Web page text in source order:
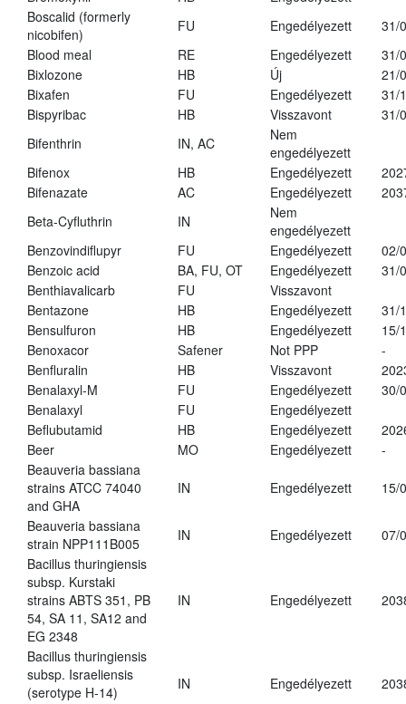
Boscalid (formerly
nicobifen)
FU Engedélyezett
31/
Blood meal
RE Engedélyezett
31/
Bixlozone
HB Új
21/
Bixafen
FU Engedélyezett
31/
Bispyribac
HB Visszavont
31/
Bifenthrin
IN, AC
Nem
engedélyezett
Bifenox
HB Engedélyezett
Bifenazate
AC Engedélyezett
Beta-Cyfluthrin
IN
Nem
engedélyezett
Benzovindiflupyr
FU Engedélyezett
02/
Benzoic acid
BA, FU, OT Engedélyezett
31/
Benthiavalicarb
FU
Visszavont
Bentazone
HB Engedélyezett
31/
Bensulfuron
HB Engedélyezett
15/
Benoxacor
Safener Not PPP
-
Benfluralin
HB Visszavont
Benalaxyl-M
FU Engedélyezett
30/
Benalaxyl
FU
Engedélyezett
Beflubutamid
HB Engedélyezett
Beer
MO Engedélyezett
-
Beauveria bassiana
strains ATCC 74040
and GHA
IN Engedélyezett 15/
Beauveria bassiana
strain NPP111B005
IN Engedélyezett
07/
Bacillus thuringiensis
subsp. Kurstaki
strains ABTS 351, PB
54, SA 11, SA12 and
EG 2348
IN Engedélyezett
Bacillus thuringiensis
subsp. Israeliensis
(serotype H-14)
IN Engedélyezett